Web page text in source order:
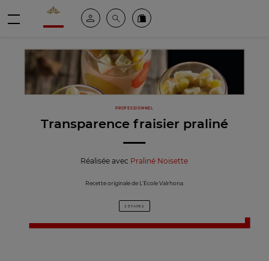
Valrhona - Imaginons le meilleur du chocolat
Espace clientRechercheCommandez en ligne
PROFESSIONNEL
Transparence fraisier praliné
Réalisée avec Praliné Noisette
Recette originale de L’Ecole Valrhona
3 ÉTAPES